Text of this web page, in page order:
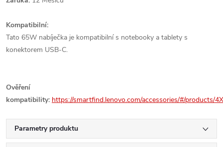
Kompatibilní:
Tato 65W nabíječka je kompatibilní s notebooky a tablety s
konektorem USB-C.
Ověření
kompatibility: https://smartfind.lenovo.com/accessories/#/products/
Parametry produktu